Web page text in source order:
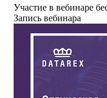
Участие в вебинаре
Запись вебинара